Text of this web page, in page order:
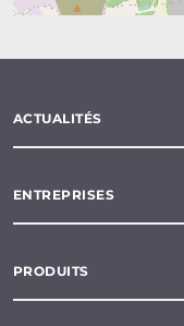
ACTUALITÉS
ENTREPRISES
PRODUITS